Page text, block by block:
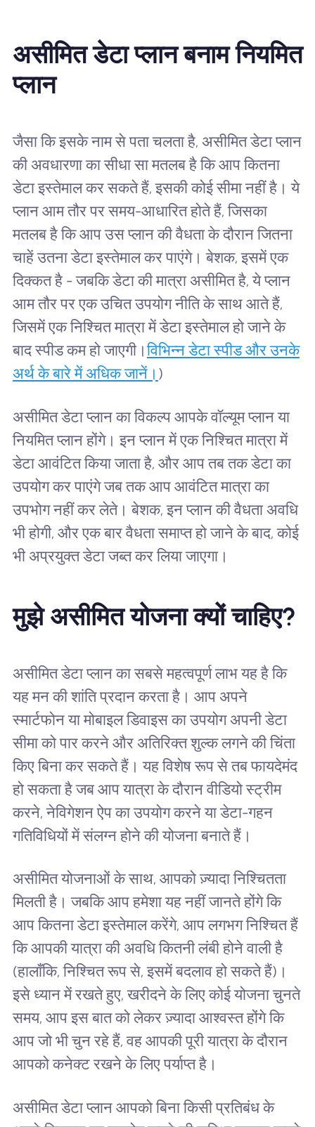
असीमित डेटा प्लान बनाम नियमित
प्लान
जैसा कि इसके नाम से पता चलता है, असीमित डेटा प्लान
की अवधारणा का सीधा सा मतलब है कि आप कितना
डेटा इस्तेमाल कर सकते हैं, इसकी कोई सीमा नहीं है। ये
प्लान आम तौर पर समय-आधारित होते हैं, जिसका
मतलब है कि आप उस प्लान की वैधता के दौरान जितना
चाहें उतना डेटा इस्तेमाल कर पाएंगे। बेशक, इसमें एक
दिक्कत है - जबकि डेटा की मात्रा असीमित है, ये प्लान
आम तौर पर एक उचित उपयोग नीति के साथ आते हैं,
जिसमें एक निश्चित मात्रा में डेटा इस्तेमाल हो जाने के
बाद स्पीड कम हो जाएगी।विभिन्न डेटा स्पीड और उनके
अर्थ के बारे में अधिक जानें। )
असीमित डेटा प्लान का विकल्प आपके वॉल्यूम प्लान या
नियमित प्लान होंगे। इन प्लान में एक निश्चित मात्रा में
डेटा आवंटित किया जाता है, और आप तब तक डेटा का
उपयोग कर पाएंगे जब तक आप आवंटित मात्रा का
उपभोग नहीं कर लेते। बेशक, इन प्लान की वैधता अवधि
भी होगी, और एक बार वैधता समाप्त हो जाने के बाद, कोई
भी अप्रयुक्त डेटा जब्त कर लिया जाएगा।
मुझे असीमित योजना क्यों चाहिए?
असीमित डेटा प्लान का सबसे महत्वपूर्ण लाभ यह है कि
यह मन की शांति प्रदान करता है। आप अपने
स्मार्टफोन या मोबाइल डिवाइस का उपयोग अपनी डेटा
सीमा को पार करने और अतिरिक्त शुल्क लगने की चिंता
किए बिना कर सकते हैं। यह विशेष रूप से तब फायदेमंद
हो सकता है जब आप यात्रा के दौरान वीडियो स्ट्रीम
करने, नेविगेशन ऐप का उपयोग करने या डेटा-गहन
गतिविधियों में संलग्न होने की योजना बनाते हैं।
असीमित योजनाओं के साथ, आपको ज़्यादा निश्चितता
मिलती है। जबकि आप हमेशा यह नहीं जानते होंगे कि
आप कितना डेटा इस्तेमाल करेंगे, आप लगभग निश्चित हैं
कि आपकी यात्रा की अवधि कितनी लंबी होने वाली है
(हालाँकि, निश्चित रूप से, इसमें बदलाव हो सकते हैं)।
इसे ध्यान में रखते हुए, खरीदने के लिए कोई योजना चुनते
समय, आप इस बात को लेकर ज़्यादा आश्वस्त होंगे कि
आप जो भी चुन रहे हैं, वह आपकी पूरी यात्रा के दौरान
आपको कनेक्ट रखने के लिए पर्याप्त है।
असीमित डेटा प्लान आपको बिना किसी प्रतिबंध के